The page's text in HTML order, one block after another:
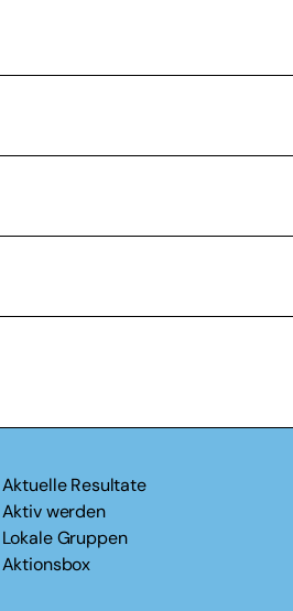
Aktuelle Resultate
Aktiv werden
Lokale Gruppen
Aktionsbox